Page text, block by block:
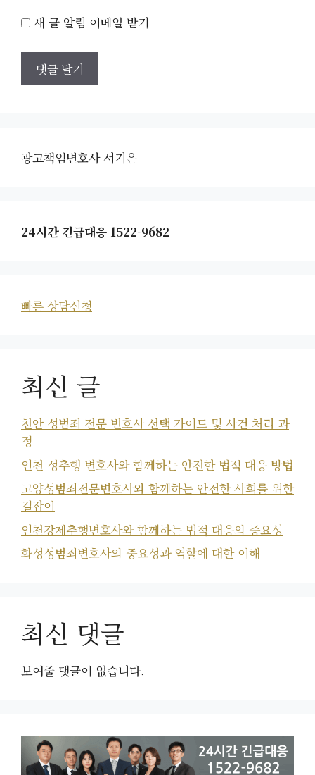
새 글 알림 이메일 받기
광고책임변호사 서기은
24시간 긴급대응 1522-9682
빠른 상담신청
최신 글
천안 성범죄 전문 변호사 선택 가이드 및 사건 처리 과
정
인천 성추행 변호사와 함께하는 안전한 법적 대응 방법
고양성범죄전문변호사와 함께하는 안전한 사회를 위한
길잡이
인천강제추행변호사와 함께하는 법적 대응의 중요성
화성성범죄변호사의 중요성과 역할에 대한 이해
최신 댓글
보여줄 댓글이 없습니다.